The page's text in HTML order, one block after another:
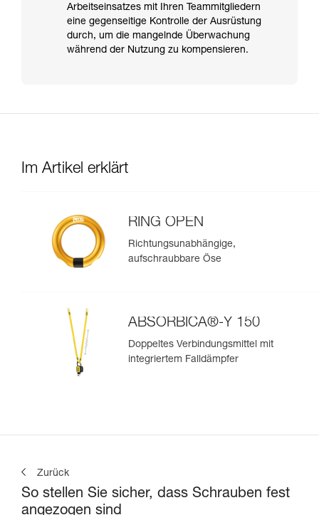
Arbeitseinsatzes mit Ihren Teammitgliedern
eine gegenseitige Kontrolle der Ausrüstung
durch, um die mangelnde Überwachung
während der Nutzung zu kompensieren.
Im Artikel erklärt
RING OPEN
Richtungsunabhängige,
aufschraubbare Öse
ABSORBICA®-Y 150
Doppeltes Verbindungsmittel mit
integriertem Falldämpfer
Zurück
So stellen Sie sicher, dass Schrauben fest
angezogen sind